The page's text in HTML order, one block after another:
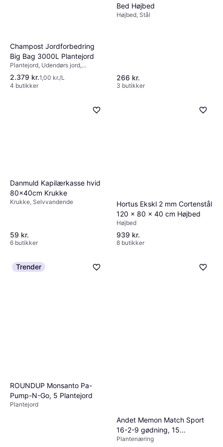
Champost Jordforbedring
Big Bag 3000L Plantejord
Plantejord, Udendørs jord,
Modvirker ukrudt, Naturgødning
2.379 kr.1,00 kr./L
4 butikker
Bed Højbed
Højbed, Stål
266 kr.
3 butikker
Danmuld Kapilærkasse hvid
80x40cm Krukke
Krukke, Selvvandende
59 kr.
6 butikker
Hortus Ekskl 2 mm Cortenstål
120 x 80 x 40 cm Højbed
Højbed
939 kr.
8 butikker
Trender
ROUNDUP Monsanto Pa-
Pump-N-Go, 5 Plantejord
Plantejord
Andet Memon Match Sport
16-2-9 gødning, 15
Plantenæring
Plantenæring